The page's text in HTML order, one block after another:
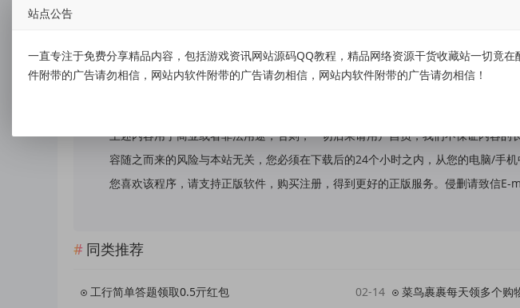
免责声明：
上述内容用于商业或者非法用途，否则，一切后果请用户自负，我们不保证内容的
容随之而来的风险与本站无关，您必须在下载后的24个小时之内，从您的电脑/手
您喜欢该程序，请支持正版软件，购买注册，得到更好的正版服务。侵删请致信
同类推荐
工行简单答题领取0.5亓红包 02-14 菜鸟裹裹每天领多个购
站点公告
一直专注于免费分享精品内容，包括游戏资讯网站源码QQ教程，精品网络资源干货收藏站一切竟
件附带的广告请勿相信，网站内软件附带的广告请勿相信，网站内软件附带的广告请勿相信！